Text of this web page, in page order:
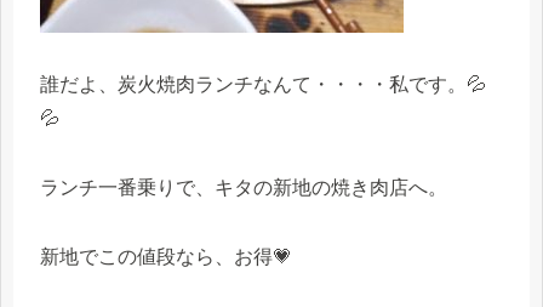
誰だよ、炭火焼肉ランチなんて・・・・私です。💦
💦
ランチ一番乗りで、キタの新地の焼き肉店へ。
新地でこの値段なら、お得💗